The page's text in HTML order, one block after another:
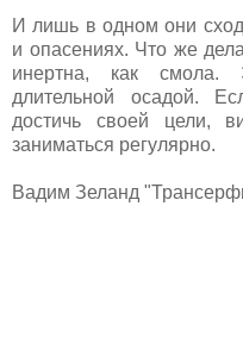
И лишь в одном они
и опасениях. Что же
инертна, как смола.
длительной осадой.
достичь своей цели,
заниматься регулярно.
Вадим Зеланд